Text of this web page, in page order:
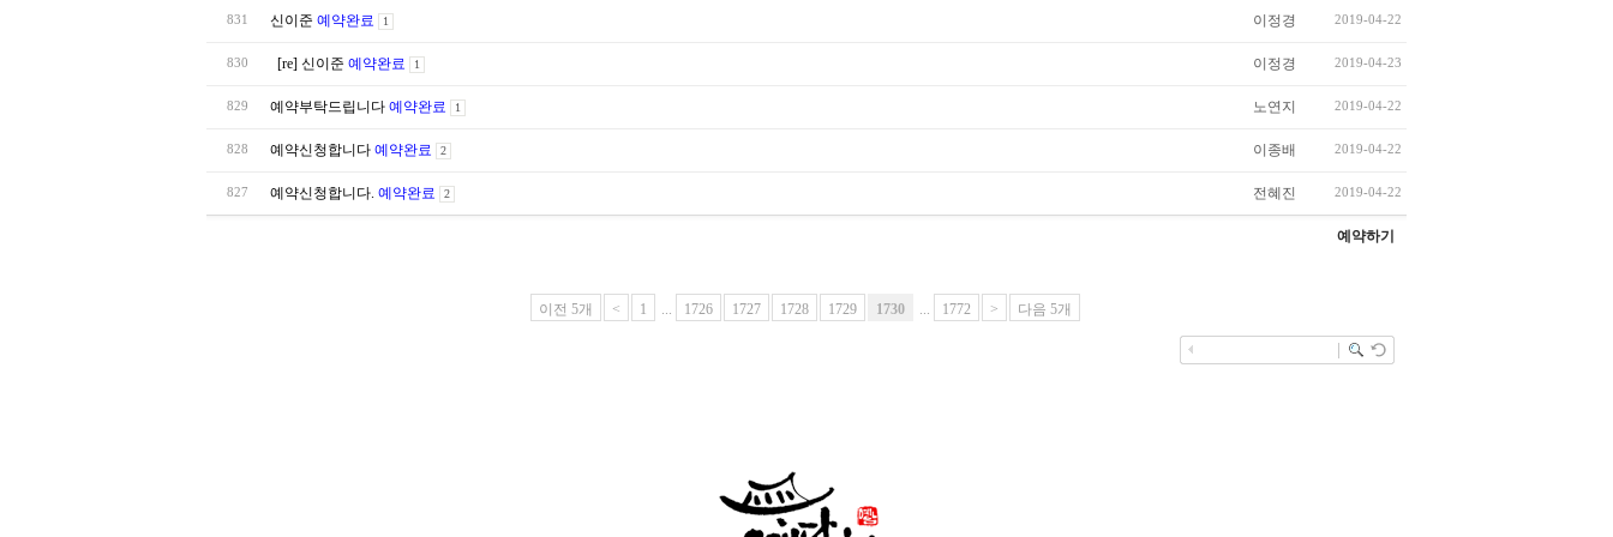
831 신이준 예약완료 1 이정경 2019-04-22
830 [re] 신이준 예약완료 1 이정경 2019-04-23
829 예약부탁드립니다 예약완료 1 노연지 2019-04-22
828 예약신청합니다 예약완료 2 이종배 2019-04-22
827 예약신청합니다. 예약완료 2 전혜진 2019-04-22
예약하기
이전 5개 < 1 ... 1726 1727 1728 1729 1730 ... 1772 > 다음 5개